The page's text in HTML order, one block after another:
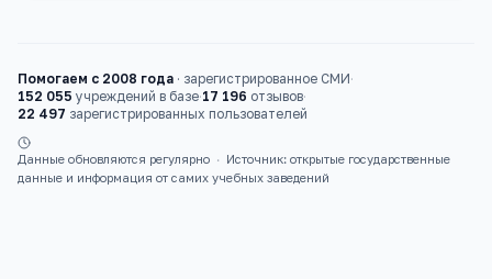
Помогаем с 2008 года · зарегистрированное СМИ·
152 055 учреждений в базе·17 196 отзывов·
22 497 зарегистрированных пользователей
Данные обновляются регулярно ·
Источник: открытые государственные
данные и информация от самих учебных заведений